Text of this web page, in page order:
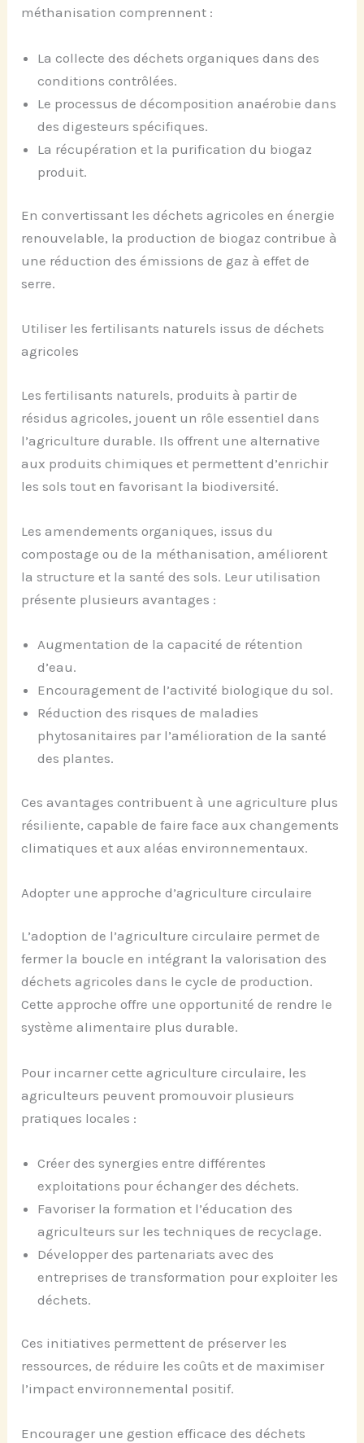
méthanisation comprennent :
La collecte des déchets organiques dans des
conditions contrôlées.
Le processus de décomposition anaérobie dans
des digesteurs spécifiques.
La récupération et la purification du biogaz
produit.
En convertissant les déchets agricoles en énergie
renouvelable, la production de biogaz contribue à
une réduction des émissions de gaz à effet de
serre.
Utiliser les fertilisants naturels issus de déchets
agricoles
Les fertilisants naturels, produits à partir de
résidus agricoles, jouent un rôle essentiel dans
l’agriculture durable. Ils offrent une alternative
aux produits chimiques et permettent d’enrichir
les sols tout en favorisant la biodiversité.
Les amendements organiques, issus du
compostage ou de la méthanisation, améliorent
la structure et la santé des sols. Leur utilisation
présente plusieurs avantages :
Augmentation de la capacité de rétention
d’eau.
Encouragement de l’activité biologique du sol.
Réduction des risques de maladies
phytosanitaires par l’amélioration de la santé
des plantes.
Ces avantages contribuent à une agriculture plus
résiliente, capable de faire face aux changements
climatiques et aux aléas environnementaux.
Adopter une approche d’agriculture circulaire
L’adoption de l’agriculture circulaire permet de
fermer la boucle en intégrant la valorisation des
déchets agricoles dans le cycle de production.
Cette approche offre une opportunité de rendre le
système alimentaire plus durable.
Pour incarner cette agriculture circulaire, les
agriculteurs peuvent promouvoir plusieurs
pratiques locales :
Créer des synergies entre différentes
exploitations pour échanger des déchets.
Favoriser la formation et l’éducation des
agriculteurs sur les techniques de recyclage.
Développer des partenariats avec des
entreprises de transformation pour exploiter les
déchets.
Ces initiatives permettent de préserver les
ressources, de réduire les coûts et de maximiser
l’impact environnemental positif.
Encourager une gestion efficace des déchets